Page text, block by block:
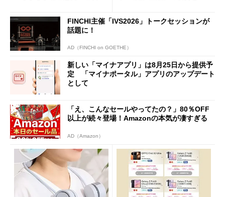
FINCHI主催「IVS2026」トークセッションが
話題に！
AD（FINCHI on GOETHE）
新しい「マイナアプリ」は8月25日から提供予
定 「マイナポータル」アプリのアップデート
として
「え、こんなセールやってたの？」80％OFF
以上が続々登場！Amazonの本気が凄すぎる
AD（Amazon）